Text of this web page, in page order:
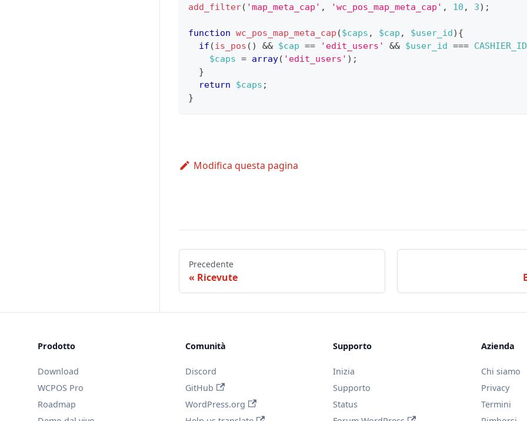
add_filter( 'map_meta_cap' , 'wc_pos_map_meta_cap' , 10 , 3) ;
function wc_pos_map_meta_cap ($caps , $cap , $user_id) {
if (is_pos ( ) && $cap == 'edit_users' && $user_id === CASHIER_ID
$caps = array( 'edit_users' ) ;
}
return
$caps ;
}
Modifica questa pagina
Precedente
Ricevute
Prodotto
Download
WCPOS Pro
Roadmap
Comunità
Discord
GitHub
WordPress.org
Supporto
Inizia
Supporto
Status
Azienda
Chi siamo
Privacy
Termini